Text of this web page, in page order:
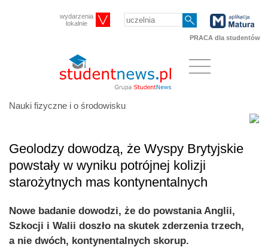
wydarzenia
lokalnie
PRACA dla studentów
Nauki fizyczne i o środowisku
Geolodzy dowodzą, że Wyspy Brytyjskie
powstały w wyniku potrójnej kolizji
starożytnych mas kontynentalnych
Nowe badanie dowodzi, że do powstania Anglii,
Szkocji i Walii doszło na skutek zderzenia trzech,
a nie dwóch, kontynentalnych skorup.